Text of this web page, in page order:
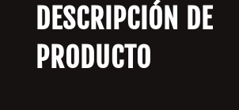
DESCRIPCIÓN DE
PRODUCTO